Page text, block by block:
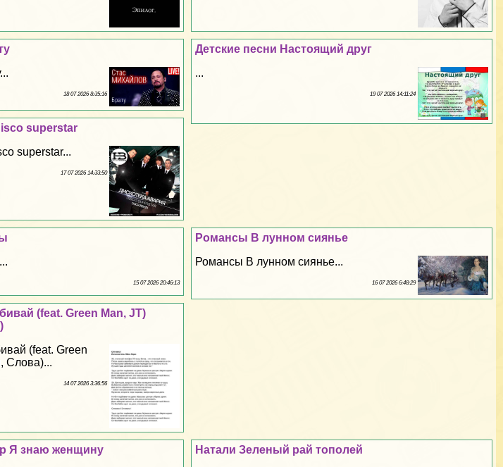
Детские песни Настоящий друг
...
19 07 2026 14:11:24
18 07 2026 8:35:16
superstar
superstar...
17 07 2026 14:33:50
Романсы В лунном сиянье
Романсы В лунном сиянье...
16 07 2026 6:48:29
15 07 2026 20:46:13
(feat. Green Man, JT)
(feat. Green
Слова)...
14 07 2026 3:36:56
Натали Зеленый рай тополей
Я знаю женщину